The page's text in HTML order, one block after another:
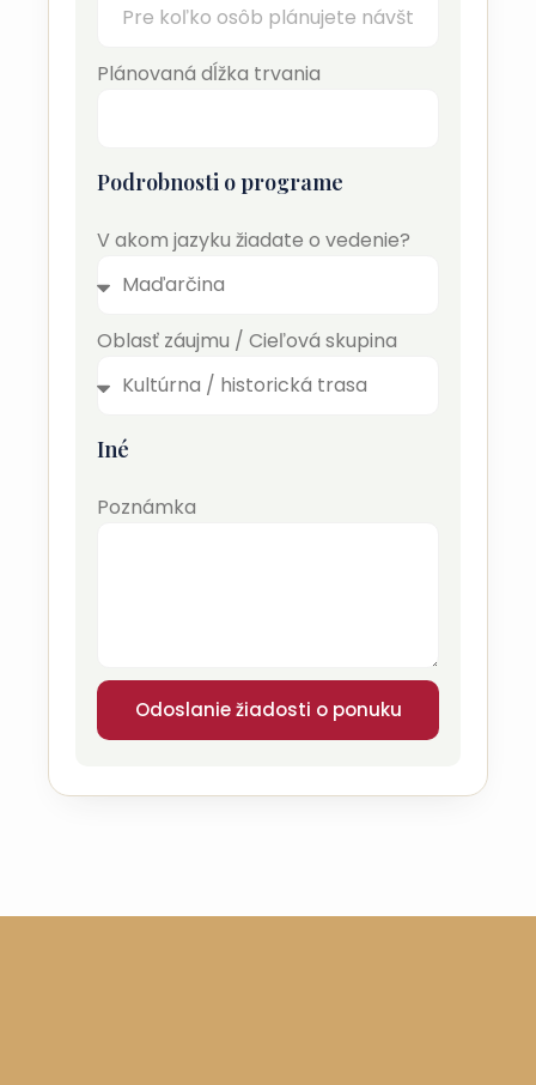
Plánovaná dĺžka trvania
Podrobnosti o programe
V akom jazyku žiadate o vedenie?
Oblasť záujmu / Cieľová skupina
Iné
Poznámka
Odoslanie žiadosti o ponuku